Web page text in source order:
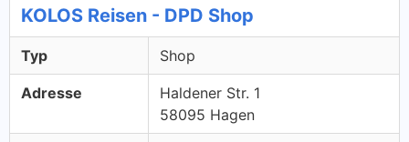
KOLOS Reisen - DPD Shop
Typ Shop
Adresse
Haldener Str. 1
58095 Hagen